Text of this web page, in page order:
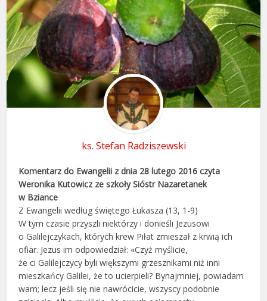
ks. Stefan Radziszewski
Komentarz do Ewangelii z dnia 28 lutego 2016 czyta
Weronika Kutowicz ze szkoły Sióstr Nazaretanek
w Bziance
Z Ewangelii według świętego Łukasza (13, 1-9)
W tym czasie przyszli niektórzy i donieśli Jezusowi
o Galilejczykach, których krew Piłat zmieszał z krwią ich
ofiar. Jezus im odpowiedział: «Czyż myślicie,
że ci Galilejczycy byli większymi grzesznikami niż inni
mieszkańcy Galilei, że to ucierpieli? Bynajmniej, powiadam
wam; lecz jeśli się nie nawrócicie, wszyscy podobnie